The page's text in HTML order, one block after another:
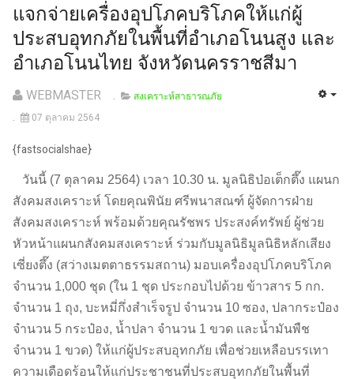
แจกจ่ายเครื่องอุปโภคบริโภคให้แก่ผู้
ประสบอุทกภัยในพื้นที่อำเภอโนนสูง และ
อำเภอโนนไทย จังหวัดนครราชสีมา
WEBMASTER
สงเคราะห์สาธารณภัย
07 ตุลาคม 2564
{fastsocialshae}
วันนี้ (7 ตุลาคม 2564) เวลา 10.30 น. มูลนิธิป่อเต็กตึ๊ง แผนก
สังคมสงเคราะห์ โดยคุณพินัย ศรีพนาสณฑ์ ผู้จัดการฝ่าย
สังคมสงเคราะห์ พร้อมด้วยคุณรัชพร ประสงค์ทรัพย์ ผู้ช่วย
หัวหน้าแผนกสังคมสงเคราะห์ ร่วมกับมูลนิธิมูลนิธิหลักเสียง
เซี่ยงตึ๊ง (สว่างเมตตาธรรมสถาน) มอบเครื่องอุปโภคบริโภค
จำนวน 1,000 ชุด (ใน 1 ชุด ประกอบไปด้วย ข้าวสาร 5 กก.
จำนวน 1 ถุง, บะหมี่กึ่งสำเร็จรูป จำนวน 10 ซอง, ปลากระป๋อง
จำนวน 5 กระป๋อง, น้ำปลา จำนวน 1 ขวด และน้ำมันพืช
จำนวน 1 ขวด) ให้แก่ผู้ประสบอุทกภัย เพื่อช่วยเหลือบรรเทา
ความเดือดร้อนให้แก่ประชาชนที่ประสบอุทกภัยในพื้นที่